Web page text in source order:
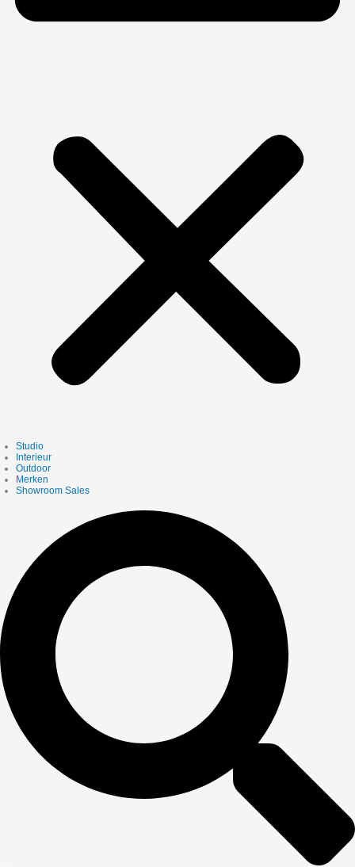
Studio
Interieur
Outdoor
Merken
Showroom Sales